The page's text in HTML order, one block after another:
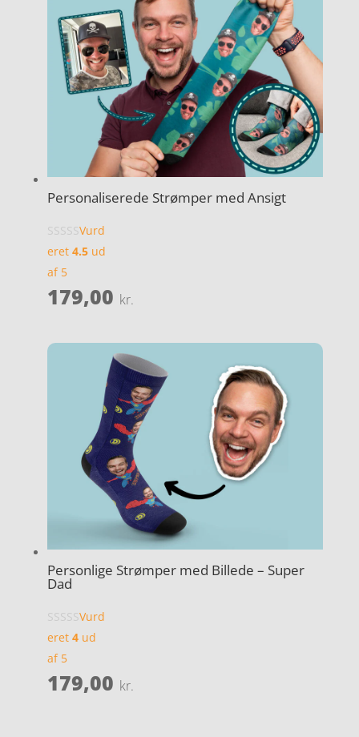
Personaliserede Strømper med Ansigt
Vurd
eret 4.5ud
af 5
179,00 kr.
Personlige Strømper med Billede – Super
Dad
Vurd
eret 4ud
af 5
179,00 kr.